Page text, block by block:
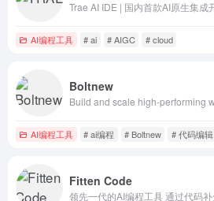
AI编程工具 # ai # AIGC # cloud
Boltnew
AI编程工具 # ai编程 # Boltnew # 代码编辑
Fitten Code